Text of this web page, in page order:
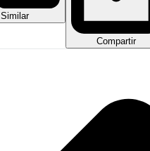
Similar
Compartir